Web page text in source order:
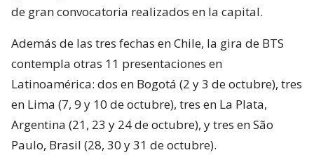
de gran convocatoria realizados en la capital.
Además de las tres fechas en Chile, la gira de BTS
contempla otras 11 presentaciones en
Latinoamérica: dos en Bogotá (2 y 3 de octubre), tres
en Lima (7, 9 y 10 de octubre), tres en La Plata,
Argentina (21, 23 y 24 de octubre), y tres en São
Paulo, Brasil (28, 30 y 31 de octubre).